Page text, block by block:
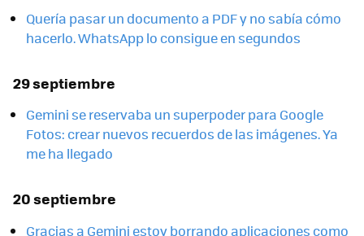
Quería pasar un documento a PDF y no sabía cómo
hacerlo. WhatsApp lo consigue en segundos
29 septiembre
Gemini se reservaba un superpoder para Google
Fotos: crear nuevos recuerdos de las imágenes. Ya
me ha llegado
20 septiembre
Gracias a Gemini estoy borrando aplicaciones como